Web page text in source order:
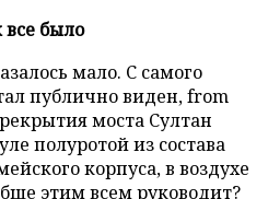
все было
мало. С самого
публично виден, from
моста Султан
полуротой из состава
корпуса, в воздухе
этим всем руководит?